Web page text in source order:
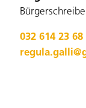
032 614 23 68